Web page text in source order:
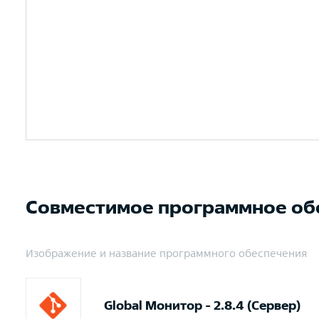
Совместимое программное
Изображение и название программного обеспечения
Global Монитор - 2.8.4 (Сервер)